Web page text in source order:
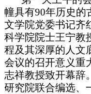
幢具有90年历史的
文学院党委书记齐
科学院院士王宁教
程及其深厚的人文
会议的召开意义重
志祥教授致开幕辞
研究院联合编选、